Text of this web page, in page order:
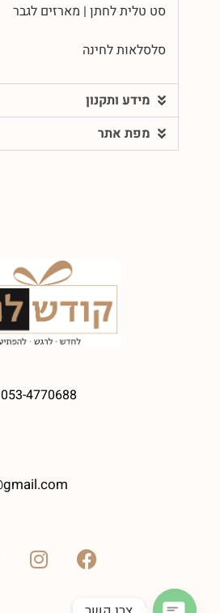
סט טלית לחתן | מארזים לגבר
סלסלאות לחינה
מידע ותקנון
מפת אתר
053-4770688